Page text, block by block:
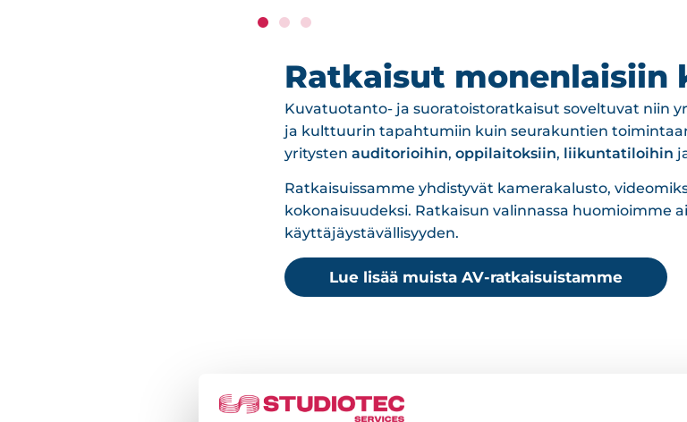
Ratkaisut monenlaisiin
Kuvatuotanto- ja suoratoistoratkaisut soveltuvat niin
ja kulttuurin tapahtumiin kuin seurakuntien
yritystenauditorioihin,oppilaitoksiin, liikuntatiloihin
Ratkaisuissamme yhdistyvät kamerakalusto,
kokonaisuudeksi. Ratkaisun valinnassa huomioimme
käyttäjäystävällisyyden.
Lue lisää muista AV-ratkaisuistamme